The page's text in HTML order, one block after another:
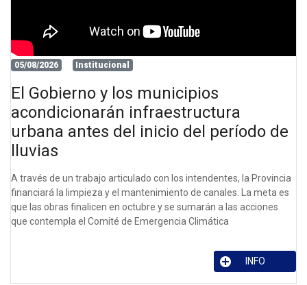
05/08/2026 Institucional
El Gobierno y los municipios
acondicionarán infraestructura
urbana antes del inicio del período de
lluvias
A través de un trabajo articulado con los intendentes, la Provincia
financiará la limpieza y el mantenimiento de canales. La meta es
que las obras finalicen en octubre y se sumarán a las acciones
que contempla el Comité de Emergencia Climática
INFO